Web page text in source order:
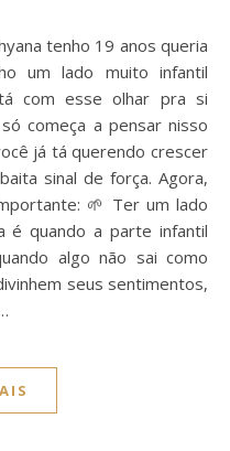
um lado muito infantil
com esse olhar pra si
começa a pensar nisso
já tá querendo crescer
sinal de força. Agora,
🌱 Ter um lado
é quando a parte infantil
algo não sai como
seus sentimentos,